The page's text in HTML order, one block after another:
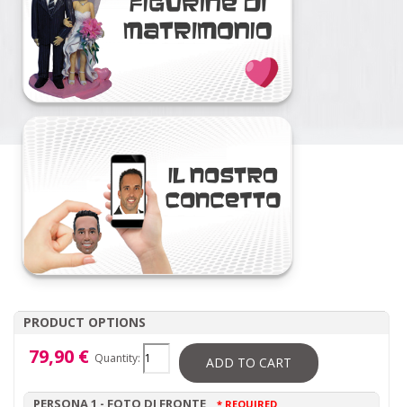
PRODUCT OPTIONS
79,90 € Quantity: ADD TO CART
* REQUIRED